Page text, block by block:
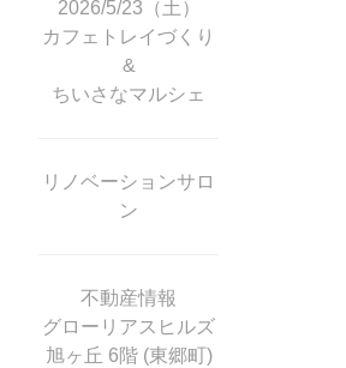
2026/5/23（土）
カフェトレイづくり
&
ちいさなマルシェ
リノベーションサロ
ン
不動産情報
グローリアスヒルズ
旭ヶ丘 6階 (東郷町)